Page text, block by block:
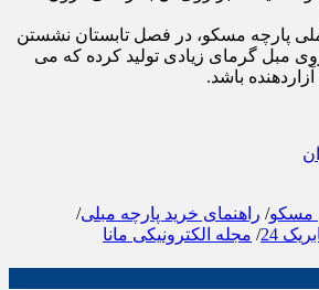
پارچه مسکو، در فصل تابستان نشستن
مبل گرمای زیادی تولید کرده که می
باشد.
مسکو/ راهنمای خرید پارچه مبلی/
24
/ مجله الکترونیکی مانا